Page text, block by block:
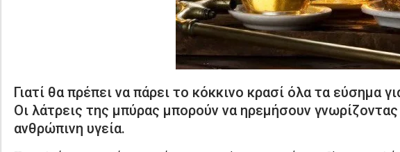
Γιατί θα πρέπει να πάρει το κόκκινο κρασί όλα τα εύσημα
Οι λάτρεις της μπύρας μπορούν να ηρεμήσουν
ανθρώπινη υγεία.